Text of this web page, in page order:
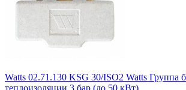
Watts 02.71.130 KSG 30/ISO2 Watts Группа